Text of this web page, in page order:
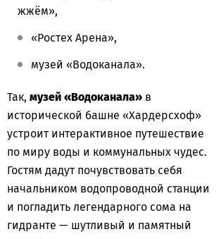
жжём»,
«Ростех Арена»,
музей «Водоканала».
Так, музей «Водоканала» в
исторической башне «Хардерсхоф»
устроит интерактивное путешествие
по миру воды и коммунальных чудес.
Гостям дадут почувствовать себя
начальником водопроводной станции
и погладить легендарного сома на
гидранте — шутливый и памятный